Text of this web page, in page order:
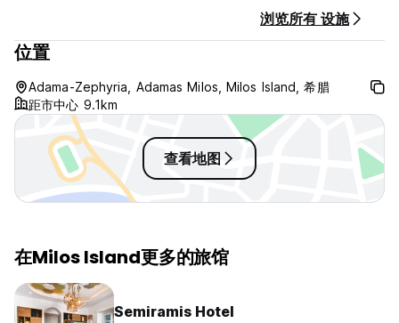
没有宵禁。 (Auto-translated from original language)
浏览所有 设施
位置
Adama-Zephyria, Adamas Milos, Milos Island, 希腊
距市中心 9.1km
查看地图
在Milos Island更多的旅馆
Semiramis Hotel